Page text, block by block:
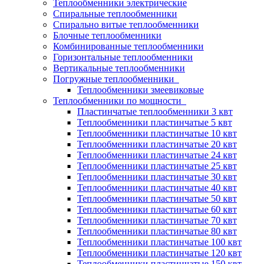
Теплообменники электрические
Спиральные теплообменники
Спирально витые теплообменники
Блочные теплообменники
Комбинированные теплообменники
Горизонтальные теплообменники
Вертикальные теплообменники
Погружные теплообменники
Теплообменники змеевиковые
Теплообменники по мощности
Пластинчатые теплообменники 3 квт
Теплообменники пластинчатые 5 квт
Теплообменники пластинчатые 10 квт
Теплообменники пластинчатые 20 квт
Теплообменники пластинчатые 24 квт
Теплообменники пластинчатые 25 квт
Теплообменники пластинчатые 30 квт
Теплообменники пластинчатые 40 квт
Теплообменники пластинчатые 50 квт
Теплообменники пластинчатые 60 квт
Теплообменники пластинчатые 70 квт
Теплообменники пластинчатые 80 квт
Теплообменники пластинчатые 100 квт
Теплообменники пластинчатые 120 квт